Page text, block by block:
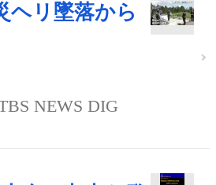
ヘリ墜落から
NEWS DIG